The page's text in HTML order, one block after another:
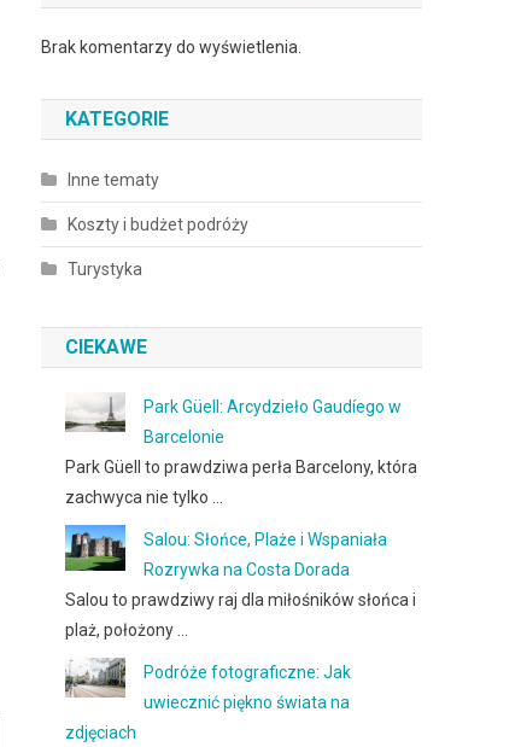
Brak komentarzy do wyświetlenia.
KATEGORIE
Inne tematy
Koszty i budżet podróży
Turystyka
CIEKAWE
Park Güell: Arcydzieło Gaudíego w
Barcelonie
Park Güell to prawdziwa perła Barcelony, która
zachwyca nie tylko …
Salou: Słońce, Plaże i Wspaniała
Rozrywka na Costa Dorada
Salou to prawdziwy raj dla miłośników słońca i
plaż, położony …
Podróże fotograficzne: Jak
uwiecznić piękno świata na
zdjęciach